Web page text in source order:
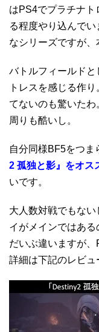
はPS4でプラチナト
る程度やり込んで
なシリーズですが、
バトルフィールド
トレスを感じる作
てないのも驚いた
周りも酷いし。
自分同様BF5をつま
2 孤独と影』をオ
いです。
大人数対戦でもな
イがメインではあ
だいぶ違いますが、
詳細は下記のレビュ